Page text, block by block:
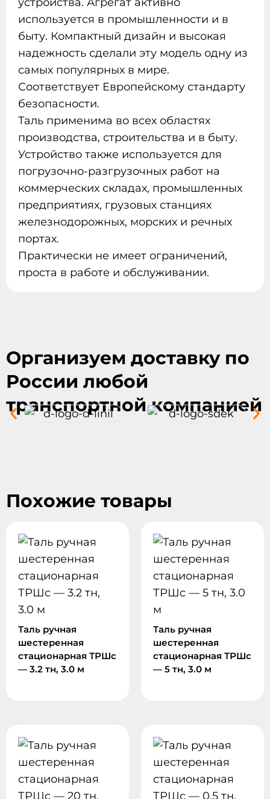
используется в промышленности и в
быту. Компактный дизайн и высокая
надежность сделали эту модель одну из
самых популярных в мире.
Соответствует Европейскому стандарту
безопасности.
Таль применима во всех областях
производства, строительства и в быту.
Устройство также используется для
погрузочно-разгрузочных работ на
коммерческих складах, промышленных
предприятиях, грузовых станциях
железнодорожных, морских и речных
портах.
Практически не имеет ограничений,
проста в работе и обслуживании.
Организуем доставку по
России любой
транспортной компанией
Похожие товары
Таль ручная
шестеренная
стационарная ТРШc
— 3.2 тн, 3.0 м
Таль ручная
шестеренная
стационарная ТРШc
— 5 тн, 3.0 м